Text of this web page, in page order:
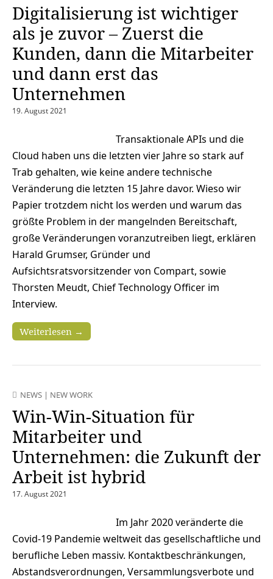
Digitalisierung ist wichtiger
als je zuvor – Zuerst die
Kunden, dann die Mitarbeiter
und dann erst das
Unternehmen
19. August 2021
Transaktionale APIs und die
Cloud haben uns die letzten vier Jahre so stark auf
Trab gehalten, wie keine andere technische
Veränderung die letzten 15 Jahre davor. Wieso wir
Papier trotzdem nicht los werden und warum das
größte Problem in der mangelnden Bereitschaft,
große Veränderungen voranzutreiben liegt, erklären
Harald Grumser, Gründer und
Aufsichtsratsvorsitzender von Compart, sowie
Thorsten Meudt, Chief Technology Officer im
Interview.
Weiterlesen →
NEWS | NEW WORK
Win-Win-Situation für
Mitarbeiter und
Unternehmen: die Zukunft der
Arbeit ist hybrid
17. August 2021
Im Jahr 2020 veränderte die
Covid-19 Pandemie weltweit das gesellschaftliche und
berufliche Leben massiv. Kontaktbeschränkungen,
Abstandsverordnungen, Versammlungsverbote und